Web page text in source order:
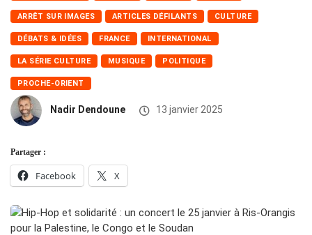
ARRÊT SUR IMAGES ARTICLES DÉFILANTS CULTURE
DÉBATS & IDÉES FRANCE INTERNATIONAL
LA SÉRIE CULTURE MUSIQUE POLITIQUE
PROCHE-ORIENT
Nadir Dendoune 13 janvier 2025
Partager :
Facebook X